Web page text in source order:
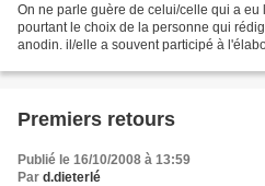
On ne parle guère de celui/celle qui a eu
pourtant le choix de la personne qui
anodin. il/elle a souvent participé à
Premiers retours
Publié le 16/10/2008 à 13:59
Par d.dieterlé